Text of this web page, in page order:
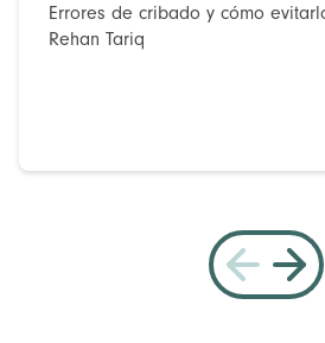
Errores de cribado y cómo
Rehan Tariq